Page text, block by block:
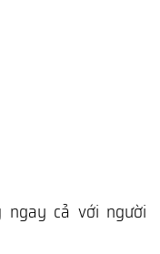
ngay cả với người